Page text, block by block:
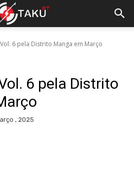
6 pela Distrito Manga em Março
6 pela Distrito
, 2025